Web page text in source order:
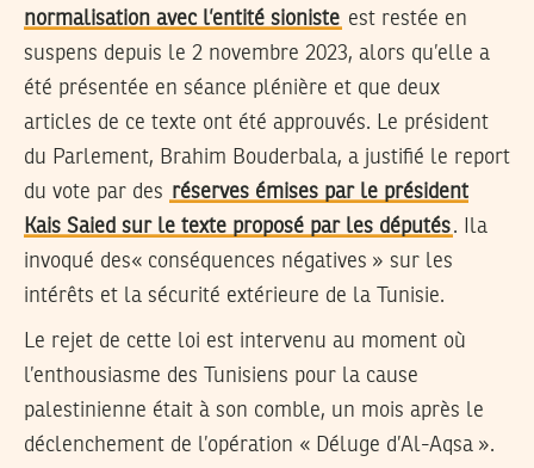
normalisation avec l’entité sioniste est restée en
suspens depuis le 2 novembre 2023, alors qu’elle a
été présentée en séance plénière et que deux
articles de ce texte ont été approuvés. Le président
du Parlement, Brahim Bouderbala, a justifié le report
du vote par des réserves émises par le président
Kais Saied sur le texte proposé par les députés. Ila
invoqué des« conséquences négatives » sur les
intérêts et la sécurité extérieure de la Tunisie.
Le rejet de cette loi est intervenu au moment où
l’enthousiasme des Tunisiens pour la cause
palestinienne était à son comble, un mois après le
déclenchement de l’opération « Déluge d’Al-Aqsa ».